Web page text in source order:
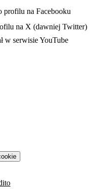
karcie
profilu na Facebooku
na X (dawniej Twitter)
karcie
w serwisie YouTube